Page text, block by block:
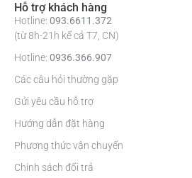
Hỗ trợ khách hàng
Hotline: 093.6611.372
(từ 8h-21h kể cả T7, CN)
Hotline: 0936.366.907
Các câu hỏi thường gặp
Gửi yêu cầu hỗ trợ
Hướng dẫn đặt hàng
Phương thức vận chuyển
Chính sách đổi trả